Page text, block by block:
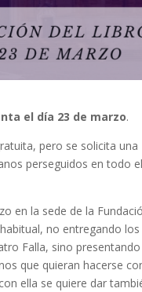
el día 23 de marzo.
pero se solicita una
perseguidos en todo el
en la sede de la
no entregando los
Falla, sino presentando
que quieran hacerse
ella se quiere dar